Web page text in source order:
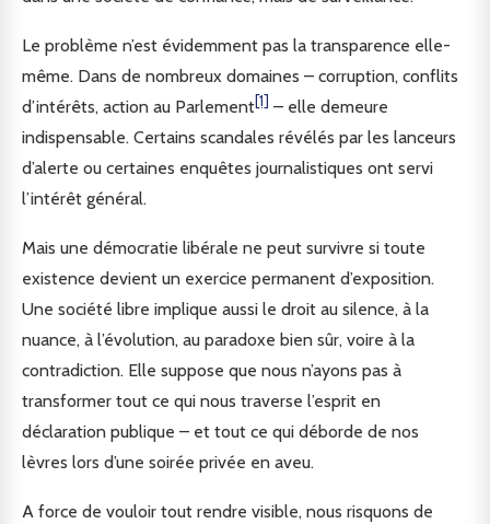
Le problème n’est évidemment pas la transparence elle-
même. Dans de nombreux domaines – corruption, conflits
d’intérêts, action au Parlement[1] – elle demeure
indispensable. Certains scandales révélés par les lanceurs
d’alerte ou certaines enquêtes journalistiques ont servi
l’intérêt général.
Mais une démocratie libérale ne peut survivre si toute
existence devient un exercice permanent d’exposition.
Une société libre implique aussi le droit au silence, à la
nuance, à l’évolution, au paradoxe bien sûr, voire à la
contradiction. Elle suppose que nous n’ayons pas à
transformer tout ce qui nous traverse l’esprit en
déclaration publique – et tout ce qui déborde de nos
lèvres lors d’une soirée privée en aveu.
A force de vouloir tout rendre visible, nous risquons de